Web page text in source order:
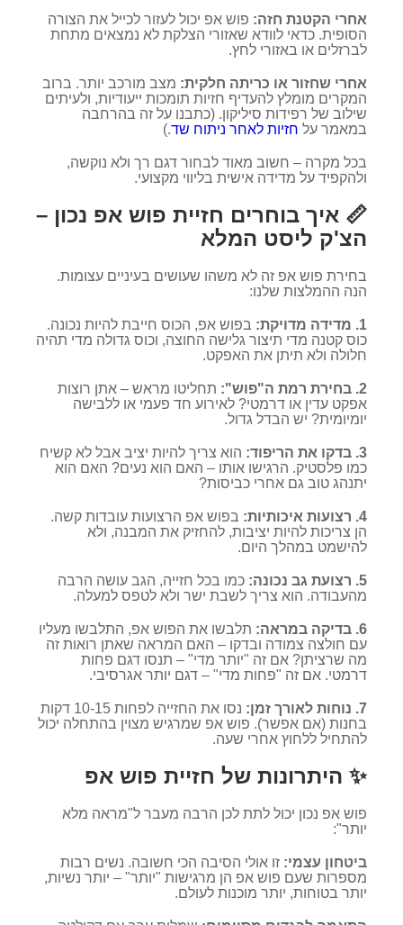
אחרי הקטנת חזה: פוש אפ יכול לעזור לכייל את הצורה
הסופית. כדאי לוודא שאזורי הצלקת לא נמצאים מתחת
לברזלים או באזורי לחץ.
אחרי שחזור או כריתה חלקית: מצב מורכב יותר. ברוב
המקרים מומלץ להעדיף חזיות תומכות ייעודיות, ולעיתים
שילוב של רפידות סיליקון. (כתבנו על זה בהרחבה
במאמר על חזיות לאחר ניתוח שד.)
בכל מקרה – חשוב מאוד לבחור דגם רך ולא נוקשה,
ולהקפיד על מדידה אישית בליווי מקצועי.
📏 איך בוחרים חזיית פוש אפ נכון –
הצ'ק ליסט המלא
בחירת פוש אפ זה לא משהו שעושים בעיניים עצומות.
הנה ההמלצות שלנו:
1. מדידה מדויקת:
בפוש אפ, הכוס חייבת להיות נכונה.
כוס קטנה מדי תיצור גלישה החוצה, וכוס גדולה מדי תהיה
חלולה ולא תיתן את האפקט.
2. בחירת רמת ה"פוש":
תחליטו מראש – אתן רוצות
אפקט עדין או דרמטי? לאירוע חד פעמי או ללבישה
יומיומית? יש הבדל גדול.
3. בדקו את הריפוד:
הוא צריך להיות יציב אבל לא קשיח
כמו פלסטיק. הרגישו אותו – האם הוא נעים? האם הוא
יתנהג טוב גם אחרי כביסות?
4. רצועות איכותיות:
בפוש אפ הרצועות עובדות קשה.
הן צריכות להיות יציבות, להחזיק את המבנה, ולא
להישמט במהלך היום.
5. רצועת גב נכונה:
כמו בכל חזייה, הגב עושה הרבה
מהעבודה. הוא צריך לשבת ישר ולא לטפס למעלה.
6. בדיקה במראה:
תלבשו את הפוש אפ, התלבשו מעליו
עם חולצה צמודה ובדקו – האם המראה שאתן רואות זה
מה שרציתן? אם זה "יותר מדי" – תנסו דגם פחות
דרמטי. אם זה "פחות מדי" – דגם יותר אגרסיבי.
7. נוחות לאורך זמן:
נסו את החזייה לפחות 10-15 דקות
בחנות (אם אפשר). פוש אפ שמרגיש מצוין בהתחלה יכול
להתחיל ללחוץ אחרי שעה.
✨ היתרונות של חזיית פוש אפ
פוש אפ נכון יכול לתת לכן הרבה מעבר ל"מראה מלא
יותר":
ביטחון עצמי: זו אולי הסיבה הכי חשובה. נשים רבות
מספרות שעם פוש אפ הן מרגישות "יותר" – יותר נשיות,
יותר בטוחות, יותר מוכנות לעולם.